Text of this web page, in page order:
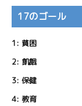
17のゴール
1: 貧困
2: 飢餓
3: 保健
4: 教育